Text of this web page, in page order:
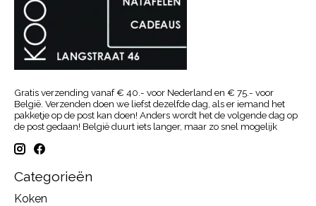
Gratis verzending vanaf € 40.- voor Nederland en € 75.- voor
België. Verzenden doen we liefst dezelfde dag, als er iemand het
pakketje op de post kan doen! Anders wordt het de volgende dag op
de post gedaan! België duurt iets langer, maar zo snel mogelijk
Categorieën
Koken